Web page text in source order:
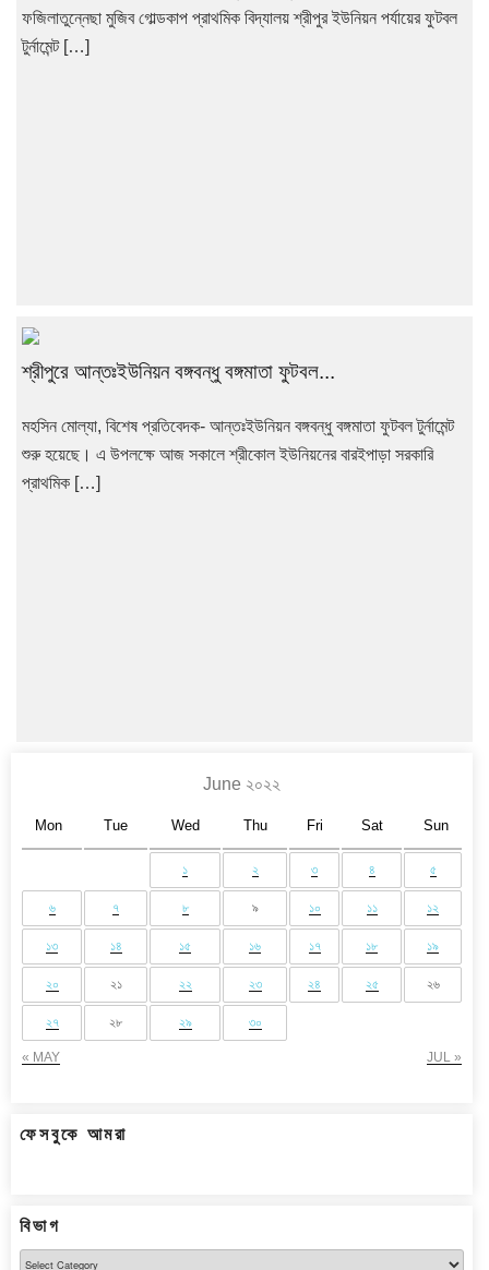
ফজিলাতুন্নেছা মুজিব গোল্ডকাপ প্রাথমিক বিদ্যালয় শ্রীপুর ইউনিয়ন পর্যায়ের ফুটবল
টুর্নামেন্ট […]
শ্রীপুরে আন্তঃইউনিয়ন বঙ্গবন্ধু বঙ্গমাতা ফুটবল...
মহসিন মোল্যা, বিশেষ প্রতিবেদক- আন্তঃইউনিয়ন বঙ্গবন্ধু বঙ্গমাতা ফুটবল টুর্নামেন্ট
শুরু হয়েছে। এ উপলক্ষে আজ সকালে শ্রীকোল ইউনিয়নের বারইপাড়া সরকারি
প্রাথমিক […]
June ২০২২
Mon Tue Wed Thu Fri Sat Sun
« MAY JUL »
১ ২ ৩ ৪ ৫
৬ ৭ ৮ ৯ ১০ ১১ ১২
১৩ ১৪ ১৫ ১৬ ১৭ ১৮ ১৯
২০ ২১ ২২ ২৩ ২৪ ২৫ ২৬
২৭ ২৮ ২৯ ৩০
ফেসবুকে আমরা
বিভাগ
বিভাগ